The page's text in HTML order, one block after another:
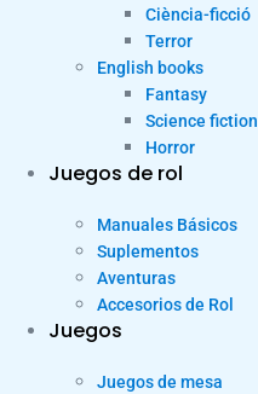
Ciència-ficció
Terror
English books
Fantasy
Science fiction
Horror
Juegos de rol
Manuales Básicos
Suplementos
Aventuras
Accesorios de Rol
Juegos
Juegos de mesa